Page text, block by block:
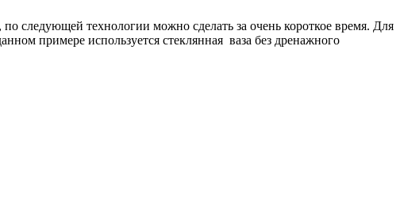
следующей технологии можно сделать за очень короткое время. Для
примере используется стеклянная ваза без дренажного